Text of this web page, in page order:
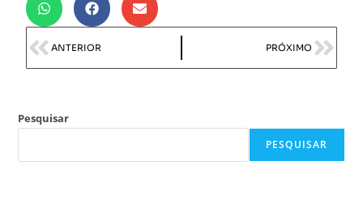
ANTERIOR PRÓXIMO
Pesquisar
PESQUISAR